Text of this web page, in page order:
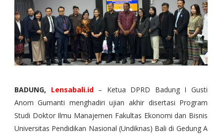
BADUNG, Lensabali.id– Ketua DPRD Badung I Gusti
Anom Gumanti menghadiri ujian akhir disertasi Program
Studi Doktor Ilmu Manajemen Fakultas Ekonomi dan Bisnis
Universitas Pendidikan Nasional (Undiknas) Bali di Gedung A